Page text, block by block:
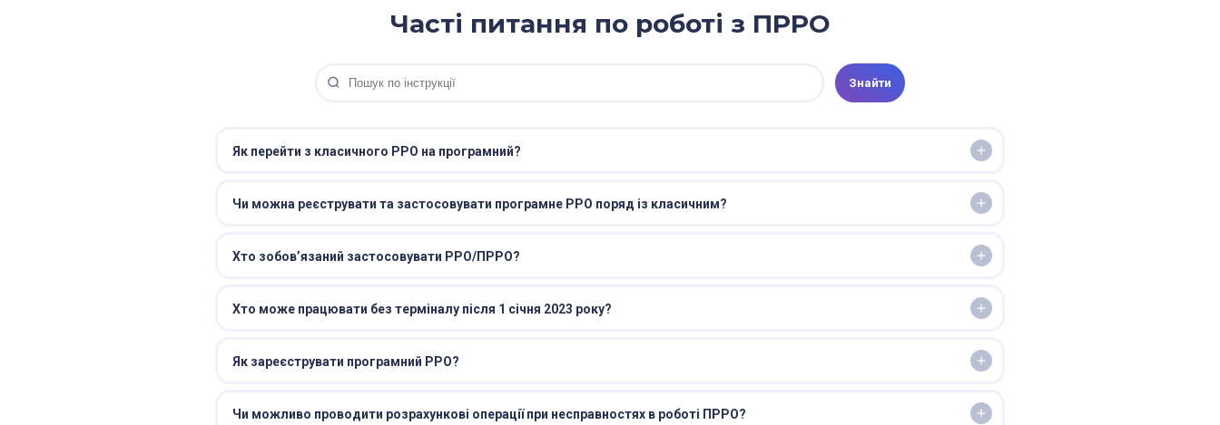
Часті питання по роботі з ПРРО
Знайти
Як перейти з класичного РРО на програмний?
Чи можна реєструвати та застосовувати програмне РРО поряд із класичним?
Хто зобовʼязаний застосовувати РРО/ПРРО?
Хто може працювати без терміналу після 1 січня 2023 року?
Як зареєструвати програмний РРО?
Чи можливо проводити розрахункові операції при несправностях в роботі ПРРО?